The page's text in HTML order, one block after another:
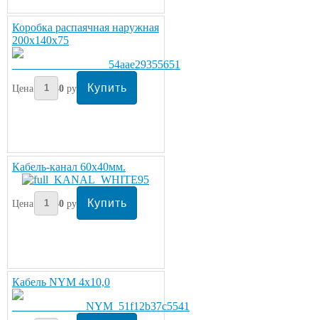
Коробка распаячная наружная
200х140х75
Цена: 240руб/шт.
Кабель-канал 60х40мм.
Цена: 240руб
Кабель NYM 4х10,0